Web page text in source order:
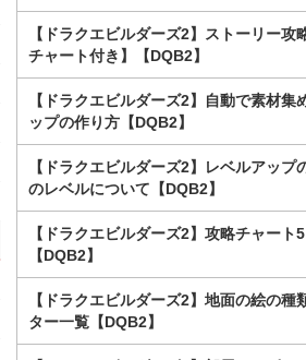
【ドラクエビルダーズ2】ストーリー攻
チャート付き】【DQB2】
【ドラクエビルダーズ2】自動で素材集
ップの作り方【DQB2】
【ドラクエビルダーズ2】レベルアップ
のレベルについて【DQB2】
【ドラクエビルダーズ2】攻略チャート
【DQB2】
【ドラクエビルダーズ2】地面の絵の種
ター一覧【DQB2】